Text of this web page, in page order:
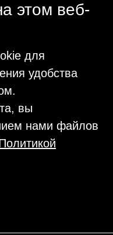
этом веб-
для
удобства
вы
нами файлов